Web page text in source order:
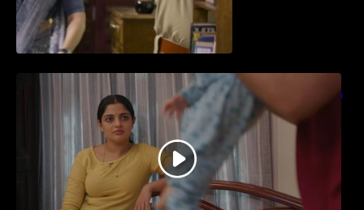
തിയേറ്ററിൽ വൻ വിജയമായി മുന്നേറിയ
ഗുരുവായൂർ അംബലനടയിൽ… വീഡിയോ
സോങ്ങ്..